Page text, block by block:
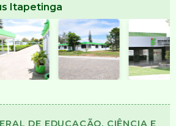
Itapetinga
DE EDUCAÇÃO, CIÊNCIA E